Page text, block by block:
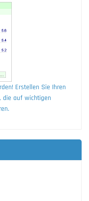
Erstellen Sie Ihren
die auf wichtigen